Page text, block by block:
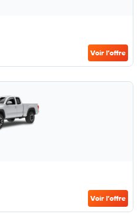
Voir l’offre
Voir l’offre